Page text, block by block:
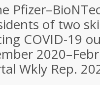
of two
COVID-19
Wkly Rep.